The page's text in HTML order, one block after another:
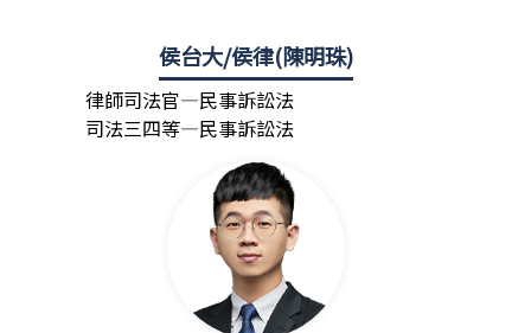
侯台大/侯律(陳明珠)
律師司法官—民事訴訟法
司法三四等—民事訴訟法